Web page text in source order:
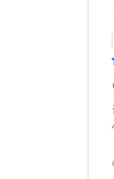
어
학
이
마